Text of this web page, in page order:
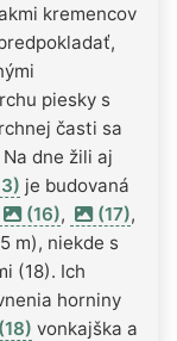
kremencov
piesky s
časti sa
dne žili aj
je budovaná
(16), (17),
m), niekde s
(18). Ich
horniny
vonkajška a